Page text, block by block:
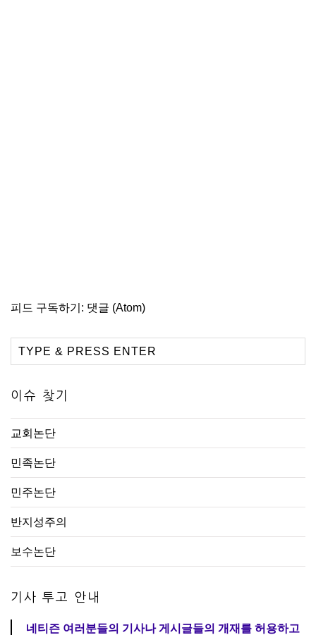
피드 구독하기: 댓글 (Atom)
이슈 찾기
교회논단
민족논단
민주논단
반지성주의
보수논단
기사 투고 안내
네티즌 여러분들의 기사나 게시글들의 개재를 허용하고